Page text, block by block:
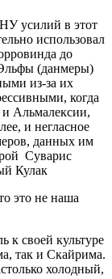
усилий в этот
использовал
до
(данмеры)
из-за их
когда
Альмалексии,
и негласное
данных им
Суварис
Кулак
это не наша
к своей культуре
так и Скайрима.
холодный,